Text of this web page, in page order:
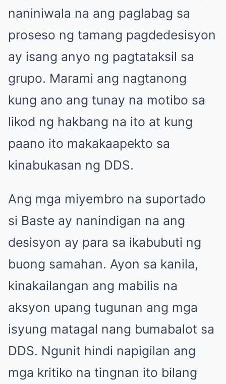
naniniwala na ang paglabag sa
proseso ng tamang pagdedesisyon
ay isang anyo ng pagtataksil sa
grupo. Marami ang nagtanong
kung ano ang tunay na motibo sa
likod ng hakbang na ito at kung
paano ito makakaapekto sa
kinabukasan ng DDS.
Ang mga miyembro na suportado
si Baste ay nanindigan na ang
desisyon ay para sa ikabubuti ng
buong samahan. Ayon sa kanila,
kinakailangan ang mabilis na
aksyon upang tugunan ang mga
isyung matagal nang bumabalot sa
DDS. Ngunit hindi napigilan ang
mga kritiko na tingnan ito bilang